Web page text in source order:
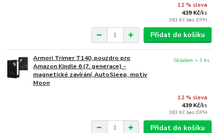
12 % sleva
439 Kč/ks
363 Kč bez DPH
Přidat do košíku
Armori Trimer T140, pouzdro pro
Amazon Kindle 6 (7. generace) -
magnetické zavírání, AutoSleep, motiv
Moon
12 % sleva
439 Kč/ks
363 Kč bez DPH
Skladem > 3 ks
Přidat do košíku